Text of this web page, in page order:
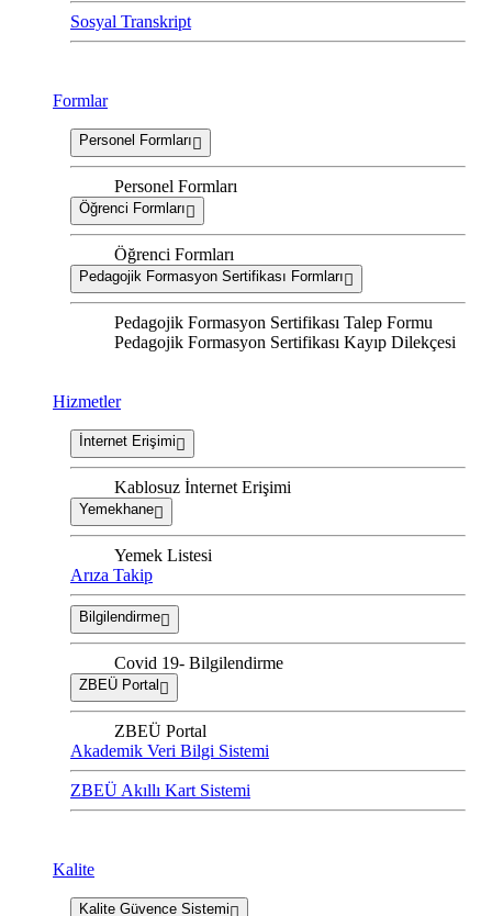
Sosyal Transkript
Formlar
Personel Formları
Personel Formları
Öğrenci Formları
Öğrenci Formları
Pedagojik Formasyon Sertifikası Formları
Pedagojik Formasyon Sertifikası Talep Formu
Pedagojik Formasyon Sertifikası Kayıp Dilekçesi
Hizmetler
İnternet Erişimi
Kablosuz İnternet Erişimi
Yemekhane
Yemek Listesi
Arıza Takip
Bilgilendirme
Covid 19- Bilgilendirme
ZBEÜ Portal
ZBEÜ Portal
Akademik Veri Bilgi Sistemi
ZBEÜ Akıllı Kart Sistemi
Kalite
Kalite Güvence Sistemi